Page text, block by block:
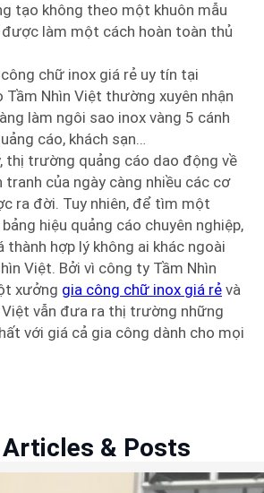
tạo không theo một khuôn mẫu
làm một cách hoàn toàn thủ
chữ inox giá rẻ uy tín tại
Tầm Nhìn Việt thường xuyên nhận
làm ngôi sao inox vàng 5 cánh
cáo, khách sạn…
thị trường quảng cáo dao động về
tranh của ngày càng nhiều các cơ
ra đời. Tuy nhiên, để tìm một
hiệu quảng cáo chuyên nghiệp,
thành hợp lý không ai khác ngoài
Việt. Bởi vì công ty Tầm Nhìn
xưởng gia công chữ inox giá rẻ và
Việt vẫn đưa ra thị trường những
với giá cả gia công dành cho mọi
& Posts